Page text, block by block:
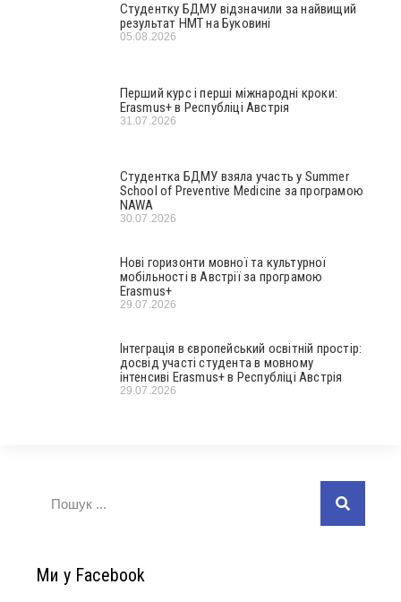
Студентку БДМУ відзначили за найвищий
результат НМТ на Буковині
05.08.2026
Перший курс і перші міжнародні кроки:
Erasmus+ в Республіці Австрія
31.07.2026
Студентка БДМУ взяла участь у Summer
School of Preventive Medicine за програмою
NAWA
30.07.2026
Нові горизонти мовної та культурної
мобільності в Австрії за програмою
Erasmus+
29.07.2026
Інтеграція в європейський освітній простір:
досвід участі студента в мовному
інтенсиві Erasmus+ в Республіці Австрія
29.07.2026
Ми у Facebook